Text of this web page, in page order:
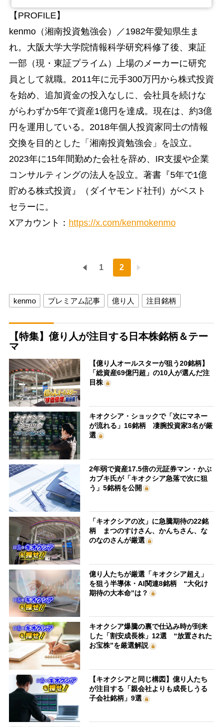
【PROFILE】
kenmo（湘南投資勉強会）／1982年愛知県生ま
れ。大阪大学大学院情報科学研究科修了後、東証
一部（現・東証プライム）上場のメーカーに研究
員として就職。2011年に元手300万円から株式投資
を始め、追加資金の投入なしに、会社員を続けな
がらわずか5年で資産1億円を達成。現在は、約3億
円を運用している。2018年個人投資家同士の情報
交換を目的とした「湘南投資勉強会」を設立。
2023年に15年間勤めた会社を辞め、IR支援や企業
コンサルティングの法人を設立。著書『5年で1億
貯める株式投資』（ダイヤモンド社刊）がベスト
セラーに。
Xアカウント： https://x.com/kenmokenmo
1 2
kenmo プレミアム記事 億り人 注目銘柄
【特集】億り人が注目する日本株銘柄＆テー
マ
【億り人オールスターが狙う20銘柄】
「総資産69億円超」の10人が選んだ注
目株
キオクシア・ショックで「次にマネー
が流れる」16銘柄 凄腕投資家3名が厳
選
2年弱で資産17.5倍の元証券マン・かぶ
カブキ氏が「キオクシア急落で次に狙
う」5銘柄を公開
「キオクシアの次」に急騰期待の22銘
柄 まつのすけさん、かんちさん、な
のなのさんが厳選
億り人たちが厳選「キオクシア超え」
を狙う半導体・AI関連8銘柄 “大化け
期待の大本命”は？
キオクシア爆騰の裏で仕込み時が到来
した「割安成長株」12選 “放置された
お宝株”を厳選解説
【キオクシアと同じ構図】億り人たち
が注目する「親会社よりも成長しうる
子会社銘柄」9選